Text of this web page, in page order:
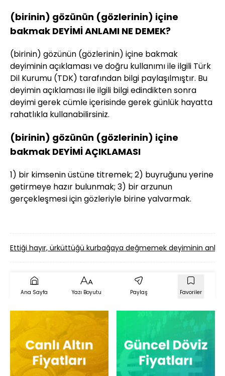
(birinin) gözünün (gözlerinin) içine
bakmak DEYİMİ ANLAMI NE DEMEK?
(birinin) gözünün (gözlerinin) içine bakmak
deyiminin açıklaması ve doğru kullanımı ile ilgili Türk
Dil Kurumu (TDK) tarafından bilgi paylaşılmıştır. Bu
deyimin açıklaması ile ilgili bilgi edindikten sonra
deyimi gerek cümle içerisinde gerek günlük hayatta
rahatlıkla kullanabilirsiniz.
(birinin) gözünün (gözlerinin) içine
bakmak DEYİMİ AÇIKLAMASI
1) bir kimsenin üstüne titremek; 2) buyruğunu yerine
getirmeye hazır bulunmak; 3) bir arzunun
gerçekleşmesi için gözleriyle birine yalvarmak.
Ettiği hayır, ürküttüğü kurbağaya değmemek deyiminin
Ana Sayfa Yazı Boyutu Paylaş Favoriler